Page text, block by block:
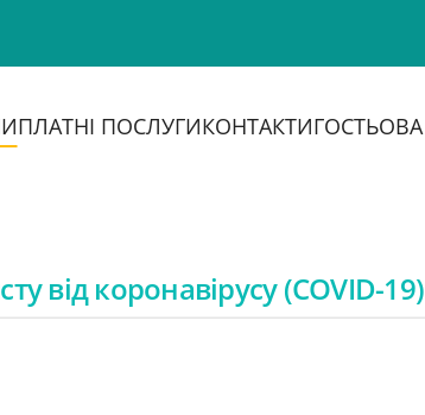
ПЛАТНІ ПОСЛУГИКОНТАКТИГОСТЬОВА
від коронавірусу (COVID-19)